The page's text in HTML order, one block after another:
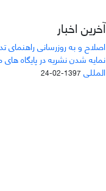
آخرین اخبار
اصلاح و به روزرسانی راهنمای
نمایه شدن نشریه در پایگاه های
المللی 1397-02-24